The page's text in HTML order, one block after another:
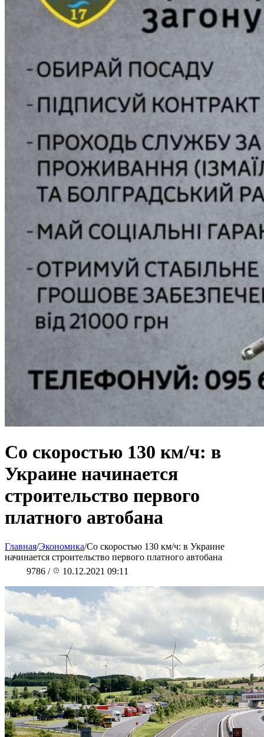
Со скоростью 130 км/ч: в
Украине начинается
строительство первого
платного автобана
Главная/Экономика/Со скоростью 130 км/ч: в Украине
начинается строительство первого платного автобана
9786 / 10.12.2021 09:11